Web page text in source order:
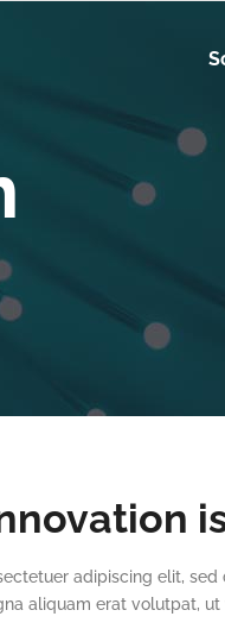
adipiscing elit,
aliquam erat volutpat,